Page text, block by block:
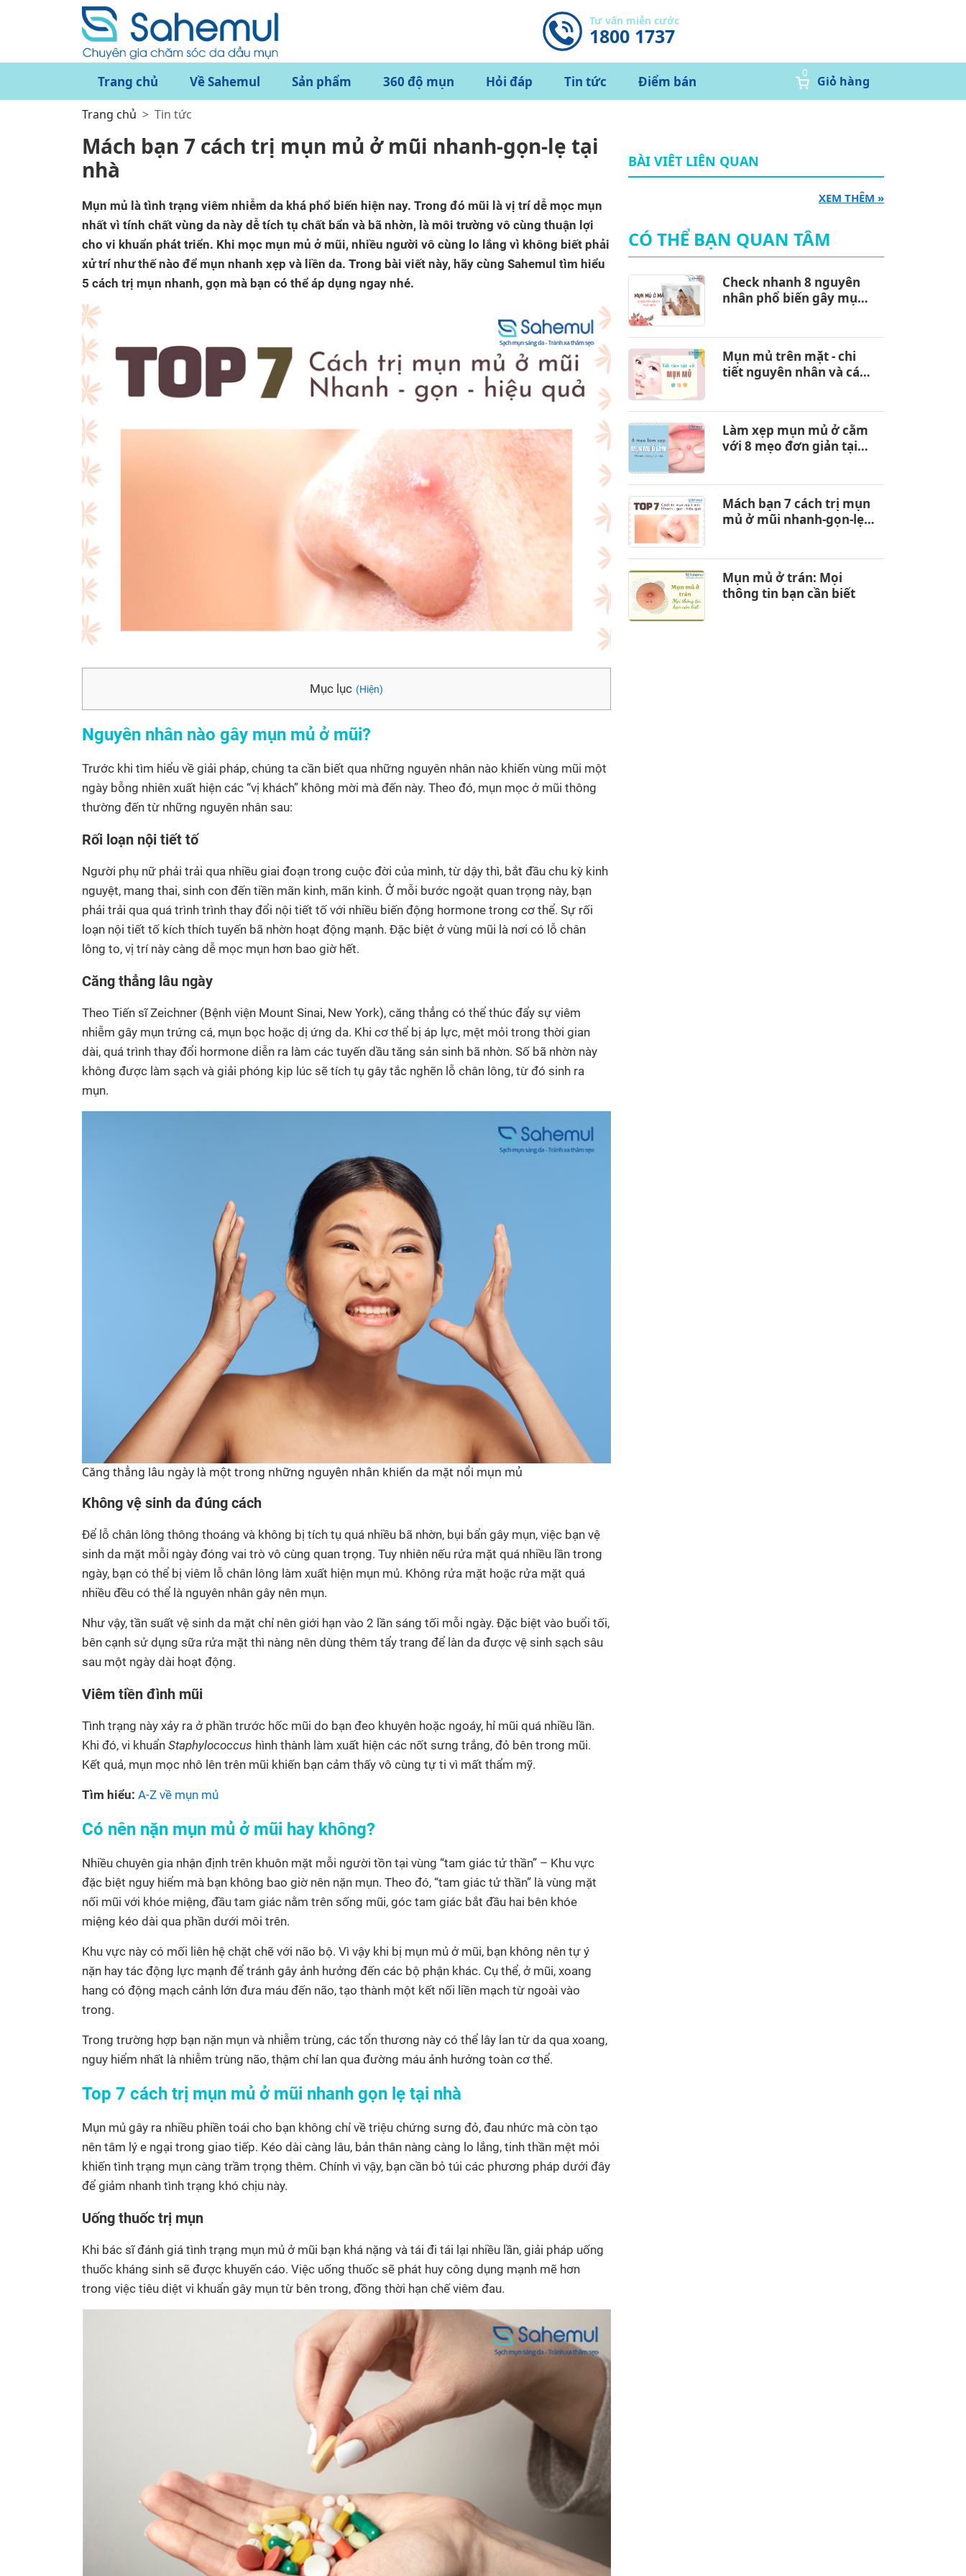
Tư vấn miễn cước
1800 1737
Trang chủ Về Sahemul Sản phẩm 360 độ mụn Hỏi đáp Tin tức Điểm bán
0
Giỏ hàng
Trang chủ Tin tức
Mách bạn 7 cách trị mụn mủ ở mũi nhanh-gọn-lẹ tại
nhà
Mụn mủ là tình trạng viêm nhiễm da khá phổ biến hiện nay. Trong đó mũi là vị trí dễ mọc mụn
nhất vì tính chất vùng da này dễ tích tụ chất bẩn và bã nhờn, là môi trường vô cùng thuận lợi
cho vi khuẩn phát triển. Khi mọc mụn mủ ở mũi, nhiều người vô cùng lo lắng vì không biết phải
xử trí như thế nào để mụn nhanh xẹp và liền da. Trong bài viết này, hãy cùng Sahemul tìm hiểu
5 cách trị mụn nhanh, gọn mà bạn có thể áp dụng ngay nhé.
Mục lục (Hiện)
Nguyên nhân nào gây mụn mủ ở mũi?
Trước khi tìm hiểu về giải pháp, chúng ta cần biết qua những nguyên nhân nào khiến vùng mũi một
ngày bỗng nhiên xuất hiện các “vị khách” không mời mà đến này. Theo đó, mụn mọc ở mũi thông
thường đến từ những nguyên nhân sau:
Rối loạn nội tiết tố
Người phụ nữ phải trải qua nhiều giai đoạn trong cuộc đời của mình, từ dậy thì, bắt đầu chu kỳ kinh
nguyệt, mang thai, sinh con đến tiền mãn kinh, mãn kinh. Ở mỗi bước ngoặt quan trọng này, bạn
phải trải qua quá trình trình thay đổi nội tiết tố với nhiều biến động hormone trong cơ thể. Sự rối
loạn nội tiết tố kích thích tuyến bã nhờn hoạt động mạnh. Đặc biệt ở vùng mũi là nơi có lỗ chân
lông to, vị trí này càng dễ mọc mụn hơn bao giờ hết.
Căng thẳng lâu ngày
Theo Tiến sĩ Zeichner (Bệnh viện Mount Sinai, New York), căng thẳng có thể thúc đẩy sự viêm
nhiễm gây mụn trứng cá, mụn bọc hoặc dị ứng da. Khi cơ thể bị áp lực, mệt mỏi trong thời gian
dài, quá trình thay đổi hormone diễn ra làm các tuyến dầu tăng sản sinh bã nhờn. Số bã nhờn này
không được làm sạch và giải phóng kịp lúc sẽ tích tụ gây tắc nghẽn lỗ chân lông, từ đó sinh ra
mụn.
Căng thẳng lâu ngày là một trong những nguyên nhân khiến da mặt nổi mụn mủ
Không vệ sinh da đúng cách
Để lỗ chân lông thông thoáng và không bị tích tụ quá nhiều bã nhờn, bụi bẩn gây mụn, việc bạn vệ
sinh da mặt mỗi ngày đóng vai trò vô cùng quan trọng. Tuy nhiên nếu rửa mặt quá nhiều lần trong
ngày, bạn có thể bị viêm lỗ chân lông làm xuất hiện mụn mủ. Không rửa mặt hoặc rửa mặt quá
nhiều đều có thể là nguyên nhân gây nên mụn.
Như vậy, tần suất vệ sinh da mặt chỉ nên giới hạn vào 2 lần sáng tối mỗi ngày. Đặc biệt vào buổi tối,
bên cạnh sử dụng sữa rửa mặt thì nàng nên dùng thêm tẩy trang để làn da được vệ sinh sạch sâu
sau một ngày dài hoạt động.
Viêm tiền đình mũi
Tình trạng này xảy ra ở phần trước hốc mũi do bạn đeo khuyên hoặc ngoáy, hỉ mũi quá nhiều lần.
Khi đó, vi khuẩn Staphylococcus hình thành làm xuất hiện các nốt sưng trắng, đỏ bên trong mũi.
Kết quả, mụn mọc nhô lên trên mũi khiến bạn cảm thấy vô cùng tự ti vì mất thẩm mỹ.
Tìm hiểu: A-Z về mụn mủ
Có nên nặn mụn mủ ở mũi hay không?
Nhiều chuyên gia nhận định trên khuôn mặt mỗi người tồn tại vùng “tam giác tử thần” – Khu vực
đặc biệt nguy hiểm mà bạn không bao giờ nên nặn mụn. Theo đó, “tam giác tử thần” là vùng mặt
nối mũi với khóe miệng, đầu tam giác nằm trên sống mũi, góc tam giác bắt đầu hai bên khóe
miệng kéo dài qua phần dưới môi trên.
Khu vực này có mối liên hệ chặt chẽ với não bộ. Vì vậy khi bị mụn mủ ở mũi, bạn không nên tự ý
nặn hay tác động lực mạnh để tránh gây ảnh hưởng đến các bộ phận khác. Cụ thể, ở mũi, xoang
hang có động mạch cảnh lớn đưa máu đến não, tạo thành một kết nối liền mạch từ ngoài vào
trong.
Trong trường hợp bạn nặn mụn và nhiễm trùng, các tổn thương này có thể lây lan từ da qua xoang,
nguy hiểm nhất là nhiễm trùng não, thậm chí lan qua đường máu ảnh hưởng toàn cơ thể.
Top 7 cách trị mụn mủ ở mũi nhanh gọn lẹ tại nhà
Mụn mủ gây ra nhiều phiền toái cho bạn không chỉ về triệu chứng sưng đỏ, đau nhức mà còn tạo
nên tâm lý e ngại trong giao tiếp. Kéo dài càng lâu, bản thân nàng càng lo lắng, tinh thần mệt mỏi
khiến tình trạng mụn càng trầm trọng thêm. Chính vì vậy, bạn cần bỏ túi các phương pháp dưới đây
để giảm nhanh tình trạng khó chịu này.
Uống thuốc trị mụn
Khi bác sĩ đánh giá tình trạng mụn mủ ở mũi bạn khá nặng và tái đi tái lại nhiều lần, giải pháp uống
thuốc kháng sinh sẽ được khuyến cáo. Việc uống thuốc sẽ phát huy công dụng mạnh mẽ hơn
trong việc tiêu diệt vi khuẩn gây mụn từ bên trong, đồng thời hạn chế viêm đau.
BÀI VIÊT LIÊN QUAN
XEM THÊM »
CÓ THỂ BẠN QUAN TÂM
Check nhanh 8 nguyên
nhân phổ biến gây mụn
Mụn mủ trên mặt - chi
tiết nguyên nhân và cách
Làm xẹp mụn mủ ở cằm
với 8 mẹo đơn giản tại
Mách bạn 7 cách trị mụn
mủ ở mũi nhanh-gọn-lẹ
Mụn mủ ở trán: Mọi
thông tin bạn cần biết